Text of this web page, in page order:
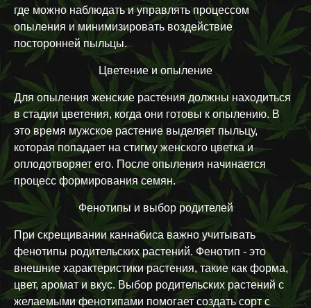
где можно наблюдать и управлять процессом
опыления и минимизировать воздействие
посторонней пыльцы.
Цветение и опыление
Для опыления женские растения должны находиться
в стадии цветения, когда они готовы к опылению. В
это время мужское растение выделяет пыльцу,
которая попадает на стигму женского цветка и
оплодотворяет его. После опыления начинается
процесс формирования семян.
Фенотипы и выбор родителей
При скрещивании каннабиса важно учитывать
фенотипы родительских растений. Фенотип - это
внешние характеристики растения, такие как форма,
цвет, аромат и вкус. Выбор родительских растений с
желаемыми фенотипами помогает создать сорт с